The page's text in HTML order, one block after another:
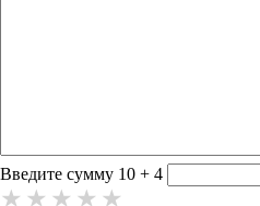
-
Введите сумму 10 + 4